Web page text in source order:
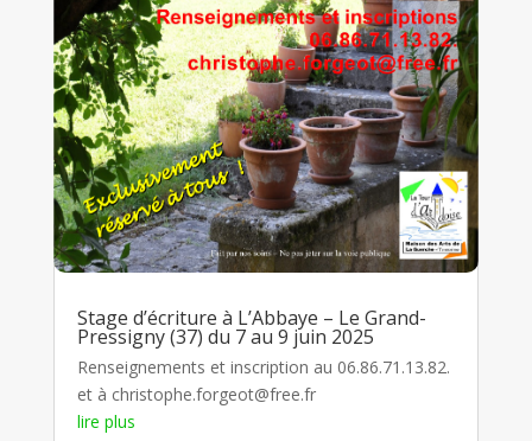
Stage d’écriture à L’Abbaye – Le Grand-
Pressigny (37) du 7 au 9 juin 2025
Renseignements et inscription au 06.86.71.13.82.
et à christophe.forgeot@free.fr
lire plus